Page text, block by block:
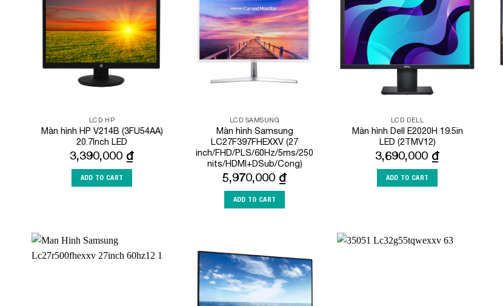
Add to
Wishlist
LCD HP
Màn hình HP V214B (3FU54AA)
20.7Inch LED
3,390,000 ₫
ADD TO CART
Add to
Wishlist
LCD SAMSUNG
Màn hình Samsung
LC27F397FHEXXV (27
inch/FHD/PLS/60Hz/5ms/250
nits/HDMI+DSub/Cong)
5,970,000 ₫
ADD TO CART
Add to
Wishlist
LCD DELL
Màn hình Dell E2020H 19.5in
LED (2TMV12)
3,690,000 ₫
ADD TO CART
Add to
Wishlist